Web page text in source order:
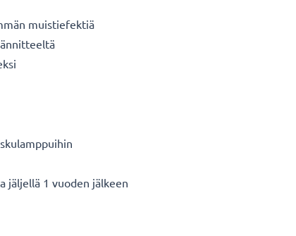
muistiefektiä
jäljellä 1 vuoden jälkeen